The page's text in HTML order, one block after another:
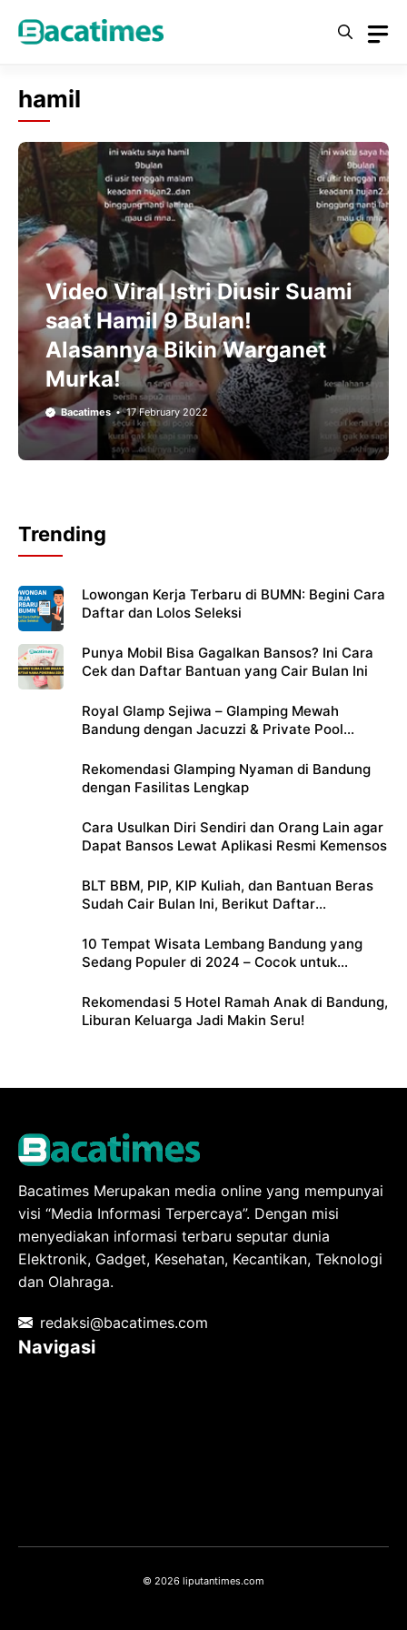
hamil
Video Viral Istri Diusir Suami
saat Hamil 9 Bulan!
Alasannya Bikin Warganet
Murka!
Bacatimes 17 February 2022
Trending
Lowongan Kerja Terbaru di BUMN: Begini Cara
Daftar dan Lolos Seleksi
Punya Mobil Bisa Gagalkan Bansos? Ini Cara
Cek dan Daftar Bantuan yang Cair Bulan Ini
Royal Glamp Sejiwa – Glamping Mewah
Bandung dengan Jacuzzi & Private Pool
Rekomendasi Glamping Nyaman di Bandung
dengan Fasilitas Lengkap
Cara Usulkan Diri Sendiri dan Orang Lain agar
Dapat Bansos Lewat Aplikasi Resmi Kemensos
BLT BBM, PIP, KIP Kuliah, dan Bantuan Beras
Sudah Cair Bulan Ini, Berikut Daftar
10 Tempat Wisata Lembang Bandung yang
Sedang Populer di 2024 – Cocok untuk
Rekomendasi 5 Hotel Ramah Anak di Bandung,
Liburan Keluarga Jadi Makin Seru!
Bacatimes Merupakan media online yang mempunyai
visi “Media Informasi Terpercaya”. Dengan misi
menyediakan informasi terbaru seputar dunia
Elektronik, Gadget, Kesehatan, Kecantikan, Teknologi
dan Olahraga.
redaksi@bacatimes.com
Navigasi
© 2026 liputantimes.com